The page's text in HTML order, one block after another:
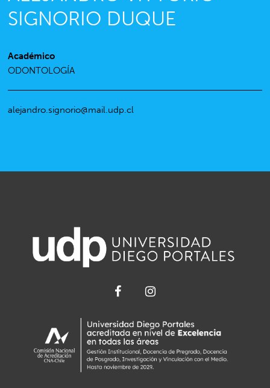
SIGNORIO DUQUE
Académico
ODONTOLOGÍA
alejandro.signorio@mail.udp.cl